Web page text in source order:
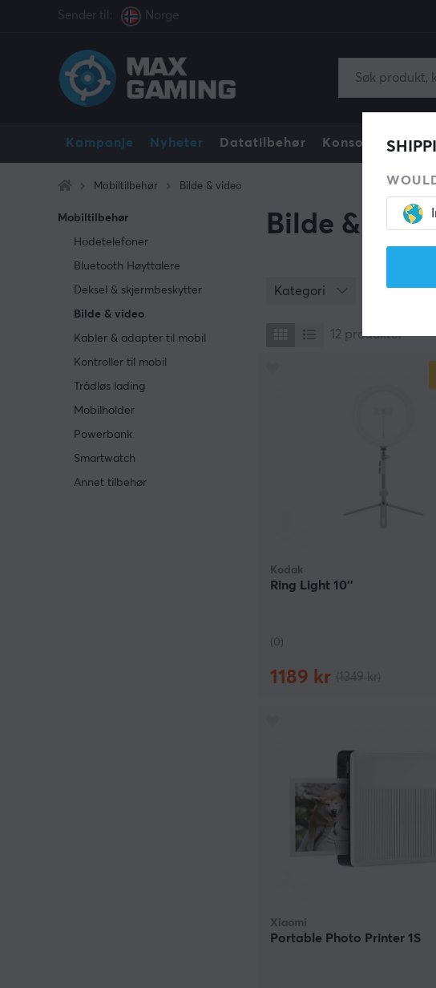
Sender til: Norge
Kampanje Nyheter Datatilbehør Konsoll
Mobiltilbehør Bilde & video
Mobiltilbehør
Hodetelefoner
Bluetooth Høyttalere
Deksel & skjermbeskytter
Bilde & video
Kabler & adapter til mobil
Kontroller til mobil
Trådløs lading
Mobilholder
Powerbank
Smartwatch
Annet tilbehør
Bilde &
Kategori
12 produkter
Kodak
Ring Light 10''
(0)
1189 kr
Xiaomi
Portable Photo Printer 1S